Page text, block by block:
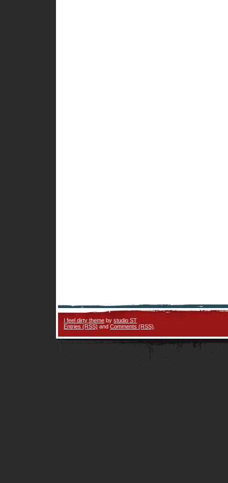
I feel dirty theme by studio ST
Entries (RSS) and Comments (RSS)